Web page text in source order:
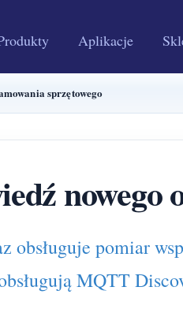
Aplikacje
sprzętowego
nowego
obsługuje pomiar
MQTT